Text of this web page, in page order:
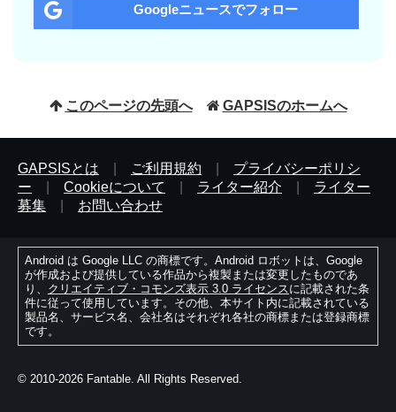
Googleニュースでフォロー
このページの先頭へ GAPSISのホームへ
GAPSISとは ご利用規約
プライバシーポリシ
ー
Cookieについて ライター紹介
ライター
募集
お問い合わせ
Android は Google LLC の商標です。Android ロボットは、Google
が作成および提供している作品から複製または変更したものであ
り、 クリエイティブ・コモンズ表示 3.0 ライセンスに記載された条
件に従って使用しています。その他、本サイト内に記載されている
製品名、サービス名、会社名はそれぞれ各社の商標または登録商標
です。
© 2010-2026 Fantable. All Rights Reserved.